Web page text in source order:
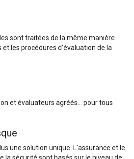
sont traitées de la même manière
et les procédures d'évaluation de la
et évaluateurs agréés… pour tous
une solution unique. L'assurance et le